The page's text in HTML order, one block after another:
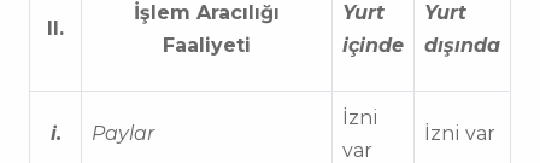
II.
İşlem Aracılığı
Faaliyeti
Yurt
içinde
Yurt
dışında
i. Paylar
İzni
var
İzni var